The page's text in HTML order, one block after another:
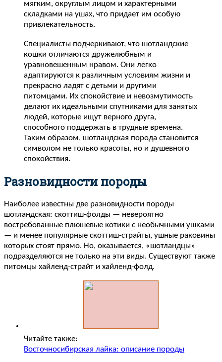
мягким, округлым лицом и характерными
складками на ушах, что придает им особую
привлекательность.
Специалисты подчеркивают, что шотландские
кошки отличаются дружелюбным и
уравновешенным нравом. Они легко
адаптируются к различным условиям жизни и
прекрасно ладят с детьми и другими
питомцами. Их спокойствие и невозмутимость
делают их идеальными спутниками для занятых
людей, которые ищут верного друга,
способного поддержать в трудные времена.
Таким образом, шотландская порода становится
символом не только красоты, но и душевного
спокойствия.
Разновидности породы
Наиболее известны две разновидности породы
шотландская: скоттиш-фолды — невероятно
востребованные плюшевые котики с необычными ушками
— и менее популярные скоттиш-страйты, ушные раковины
которых стоят прямо. Но, оказывается, «шотландцы»
подразделяются не только на эти виды. Существуют также
питомцы хайленд-страйт и хайленд-фолд.
Читайте также:
Восточносибирская лайка: описание породы